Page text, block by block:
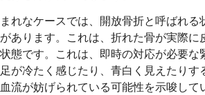
まれなケースでは、開放骨折と呼ばれる
があります。これは、折れた骨が実際に
状態です。これは、即時の対応が必要な
足が冷たく感じたり、青白く見えたりす
血流が妨げられている可能性を示唆して